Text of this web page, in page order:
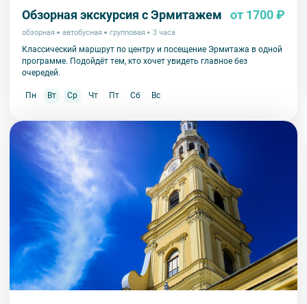
Обзорная экскурсия с Эрмитажем от 1700 ₽
обзорная автобусная групповая 3 часа
Классический маршрут по центру и посещение Эрмитажа в одной
программе. Подойдёт тем, кто хочет увидеть главное без
очередей.
Пн Вт Ср Чт Пт Сб Вс